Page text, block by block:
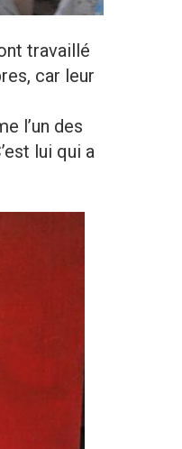
travaillé
car leur
l’un des
lui qui a